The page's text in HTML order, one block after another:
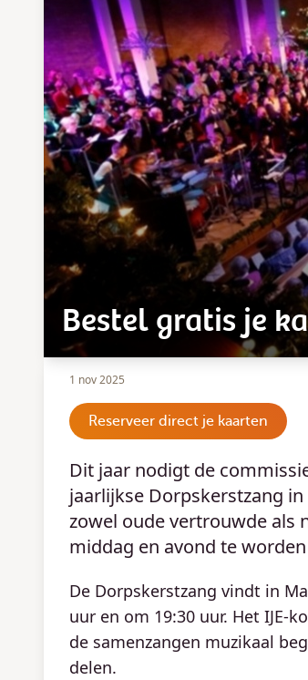
Bestel gratis je
1 nov 2025
Reserveer direct je kaarten
Dit jaar nodigt de
jaarlijkse Dorpskerstzang
zowel oude vertrouwde als
middag en avond te worden
De Dorpskerstzang vindt in
uur en om 19:30 uur. Het IJE-
de samenzangen muzikaal
delen.